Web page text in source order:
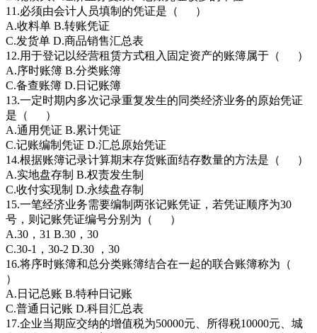
11.必须由会计人员填制的凭证是（ ）
A.收料单 B.转账凭证
C.发货单 D.商品销售汇总表
12.用于登记以经营租赁方式租入固定资产的账簿属于（ ）
A.序时账簿 B.分类账簿
C.备查账簿 D.日记账簿
13.一定时期内多次记录重复发生的同类经济业务的原始凭证
是（ ）
A.通用凭证 B.累计凭证
C.记账编制凭证 D.汇总原始凭证
14.根据账簿记录计算期末存货账面结存数量的方法是（ ）
A.实地盘存制 B.权责发生制
C.收付实现制 D.永续盘存制
15.一笔经济业务需要编制两张记账凭证，若凭证顺序为30
号，则记账凭证编号分别为（ ）
A.30，31 B.30，30
C.30-1，30-2 D.30 ，30
16.将序时账簿和总分类账簿结合在一起的联合账簿称为（
）
A.日记总账 B.特种日记账
C.普通日记账 D.科目汇总表
17.企业当期应交纳的增值税为50000元、所得税10000元、城